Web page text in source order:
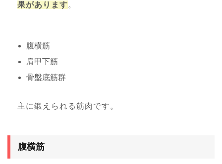
果があります。
腹横筋
肩甲下筋
骨盤底筋群
主に鍛えられる筋肉です。
腹横筋